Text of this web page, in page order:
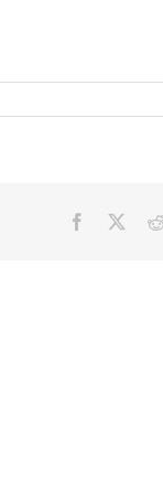
Facebook